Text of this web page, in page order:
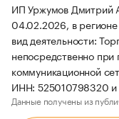
ИП Уржумов Дмитрий
04.02.2026, в
вид деятельности:
непосредственно
коммуникационной
ИНН: 525010798320
Данные получены из